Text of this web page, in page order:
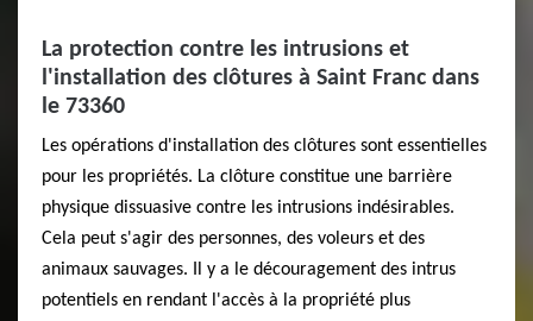
La protection contre les intrusions et
l'installation des clôtures à Saint Franc dans
le 73360
Les opérations d'installation des clôtures sont essentielles
pour les propriétés. La clôture constitue une barrière
physique dissuasive contre les intrusions indésirables.
Cela peut s'agir des personnes, des voleurs et des
animaux sauvages. Il y a le découragement des intrus
potentiels en rendant l'accès à la propriété plus